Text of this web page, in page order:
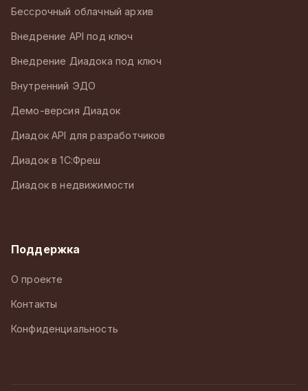
Бессрочный облачный архив
Внедрение API под ключ
Внедрение Диадока под ключ
Внутренний ЭДО
Демо-версия Диадок
Диадок API для разработчиков
Диадок в 1С:Фреш
Диадок в недвижимости
Поддержка
О проекте
Контакты
Конфиденциальность